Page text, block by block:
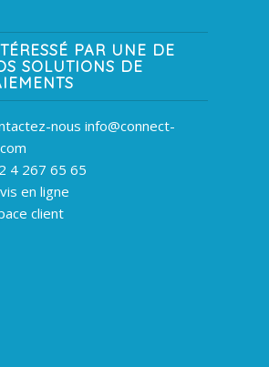
PAR UNE DE
SOLUTIONS DE
nous info@connect-
4 267 65 65
en ligne
client